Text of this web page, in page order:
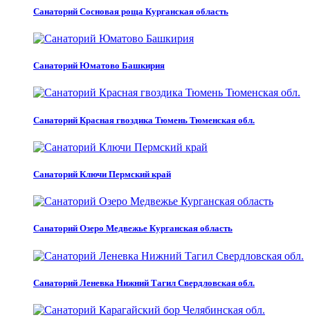
Санаторий Сосновая роща Курганская область
Санаторий Юматово Башкирия
Санаторий Красная гвоздика Тюмень Тюменская обл.
Санаторий Ключи Пермский край
Санаторий Озеро Медвежье Курганская область
Санаторий Леневка Нижний Тагил Свердловская обл.